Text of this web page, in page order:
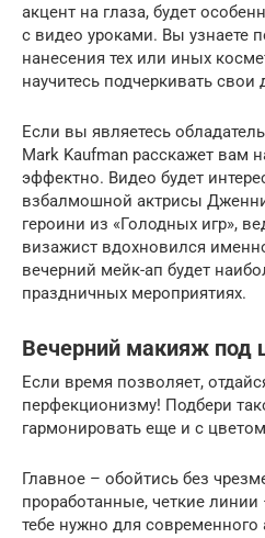
акцент на глаза, будет
с видео уроками. Вы узнаете
нанесения тех или иных
научитесь подчеркивать свои
Если вы являетесь
Mark Kaufman расскажет вам
эффектно. Видео будет
взбалмошной актрисы
героини из «Голодных игр»,
визажист вдохновился
вечерний мейк-ап будет
праздничных мероприятиях.
Вечерний макияж под
Если время позволяет,
перфекционизму! Подбери
гармонировать еще и с
Главное – обойтись без
проработанные, четкие линии
тебе нужно для современного